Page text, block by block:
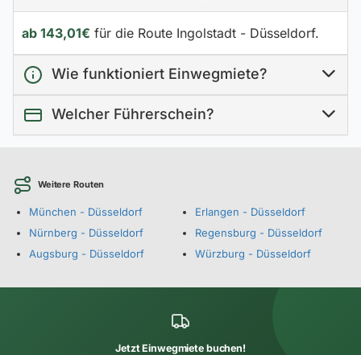
ab 143,01€ für die Route Ingolstadt - Düsseldorf.
Wie funktioniert Einwegmiete?
Welcher Führerschein?
Weitere Routen
München - Düsseldorf
Nürnberg - Düsseldorf
Augsburg - Düsseldorf
Erlangen - Düsseldorf
Regensburg - Düsseldorf
Würzburg - Düsseldorf
Jetzt Einwegmiete buchen!